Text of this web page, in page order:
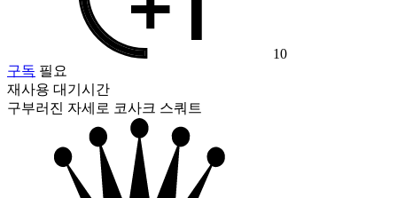
10
구독 필요
재사용 대기시간
구부러진 자세로 코사크 스쿼트